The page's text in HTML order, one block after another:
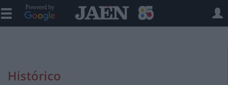
Powered by
Histórico